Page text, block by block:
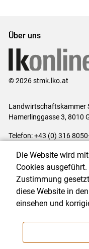
Über uns
© 2026 stmk.lko.at
Landwirtschaftskammer
Hamerlinggasse 3, 8010
Telefon: +43 (0) 316
Impressum|Kontakt|
Cookie-Einstellungen
NEWSLETTER
Die Website wird
Cookies
Zustimmung
diese Website in den
einsehen und